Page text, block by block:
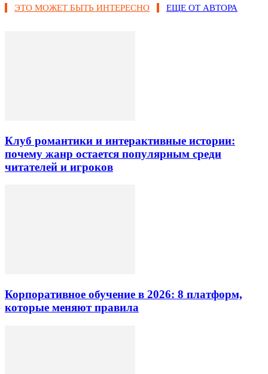
ЭТО МОЖЕТ БЫТЬ ИНТЕРЕСНО ЕЩЕ ОТ АВТОРА
Клуб романтики и интерактивные истории:
почему жанр остается популярным среди
читателей и игроков
Корпоративное обучение в 2026: 8 платформ,
которые меняют правила